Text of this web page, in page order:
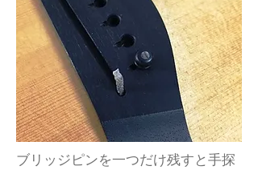
ブリッジピンを一つだけ残すと手探